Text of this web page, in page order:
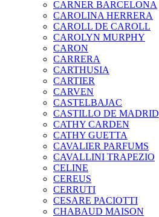
CARNER BARCELONA
CAROLINA HERRERA
CAROLL DE CAROLL
CAROLYN MURPHY
CARON
CARRERA
CARTHUSIA
CARTIER
CARVEN
CASTELBAJAC
CASTILLO DE MADRID
CATHY CARDEN
CATHY GUETTA
CAVALIER PARFUMS
CAVALLINI TRAPEZIO
CELINE
CEREUS
CERRUTI
CESARE PACIOTTI
CHABAUD MAISON